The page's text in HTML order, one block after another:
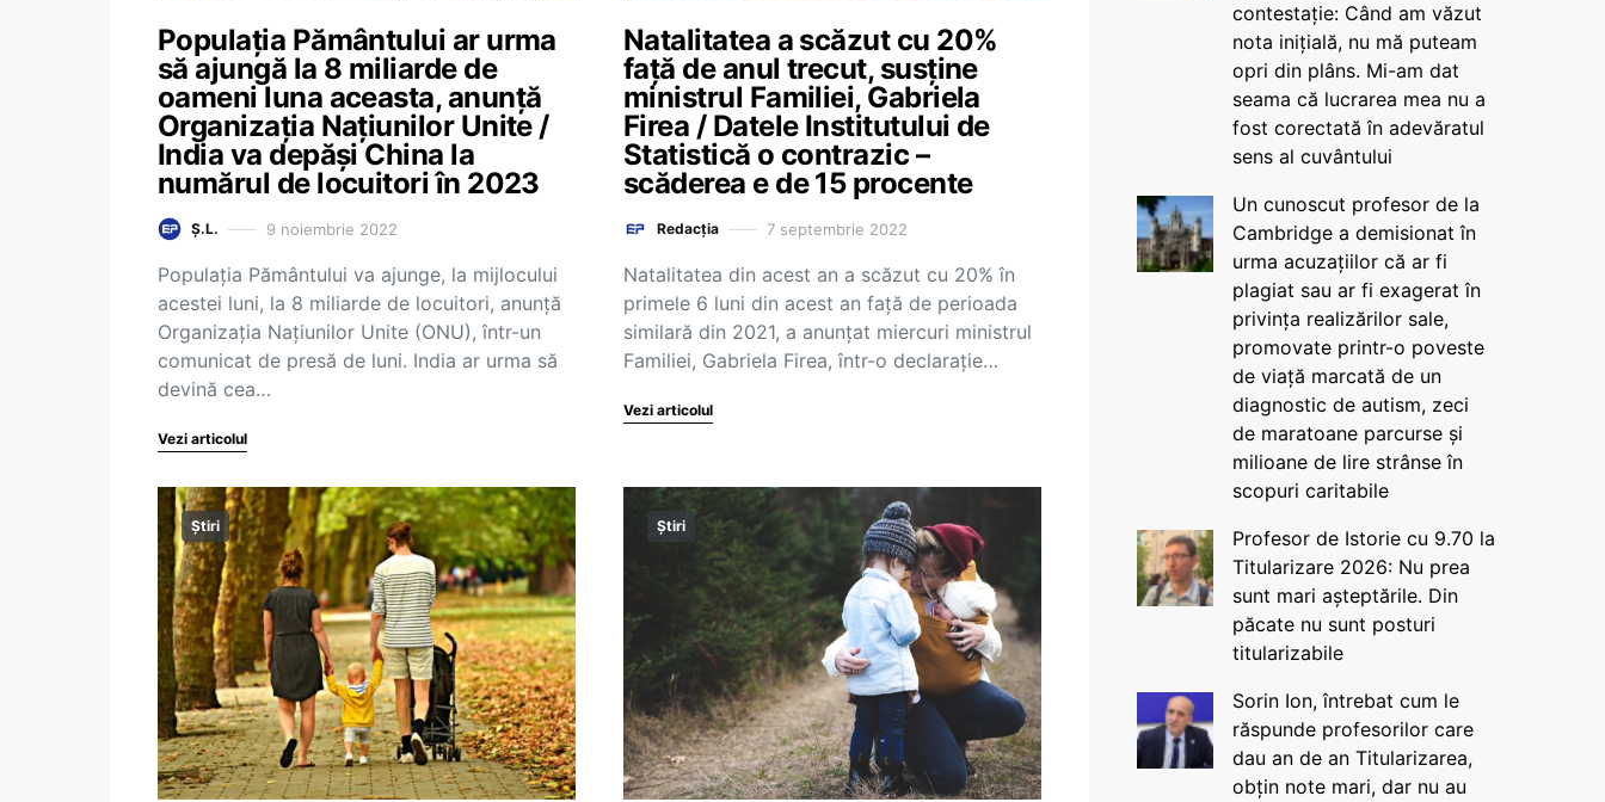
Populația Pământului ar urma
să ajungă la 8 miliarde de
oameni luna aceasta, anunță
Organizația Națiunilor Unite /
India va depăși China la
numărul de locuitori în 2023
Ș.L. 9 noiembrie 2022
Populația Pământului va ajunge, la mijlocului
acestei luni, la 8 miliarde de locuitori, anunță
Organizația Națiunilor Unite (ONU), într-un
comunicat de presă de luni. India ar urma să
devină cea…
Vezi articolul
Natalitatea a scăzut cu 20%
față de anul trecut, susține
ministrul Familiei, Gabriela
Firea / Datele Institutului de
Statistică o contrazic –
scăderea e de 15 procente
Redacția 7 septembrie 2022
Natalitatea din acest an a scăzut cu 20% în
primele 6 luni din acest an față de perioada
similară din 2021, a anunțat miercuri ministrul
Familiei, Gabriela Firea, într-o declarație…
Vezi articolul
Știri Știri
contestație: Când am văzut
nota inițială, nu mă puteam
opri din plâns. Mi-am dat
seama că lucrarea mea nu a
fost corectată în adevăratul
sens al cuvântului
Un cunoscut profesor de la
Cambridge a demisionat în
urma acuzațiilor că ar fi
plagiat sau ar fi exagerat în
privința realizărilor sale,
promovate printr-o poveste
de viață marcată de un
diagnostic de autism, zeci
de maratoane parcurse și
milioane de lire strânse în
scopuri caritabile
Profesor de Istorie cu 9.70 la
Titularizare 2026: Nu prea
sunt mari așteptările. Din
păcate nu sunt posturi
titularizabile
Sorin Ion, întrebat cum le
răspunde profesorilor care
dau an de an Titularizarea,
obțin note mari, dar nu au